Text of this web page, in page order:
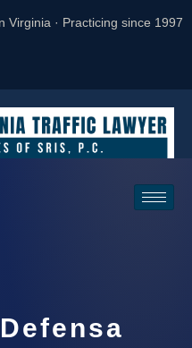
Virginia · Practicing since 1997